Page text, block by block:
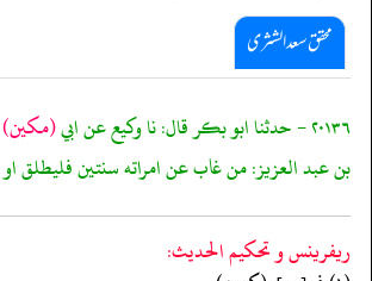
محقق سعد الشثری
٢٠١٣٦ - حدثنا ابو بكر قال: نا وكيع عن ابي (مكين)
بن عبد العزيز: من غاب عن امراته سنتين فليطلق او
ريفرينس و تحكيم الحدیث: